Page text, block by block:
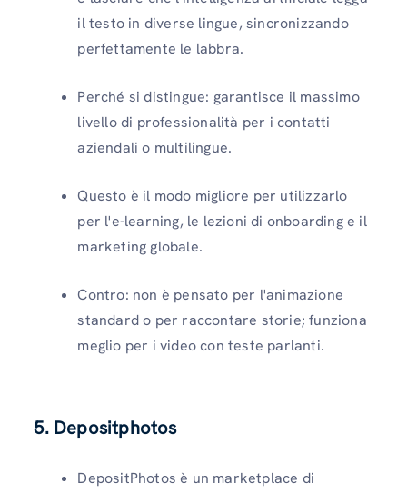
il testo in diverse lingue, sincronizzando
perfettamente le labbra.
Perché si distingue: garantisce il massimo
livello di professionalità per i contatti
aziendali o multilingue.
Questo è il modo migliore per utilizzarlo
per l'e-learning, le lezioni di onboarding e il
marketing globale.
Contro: non è pensato per l'animazione
standard o per raccontare storie; funziona
meglio per i video con teste parlanti.
5. Depositphotos
DepositPhotos è un marketplace di